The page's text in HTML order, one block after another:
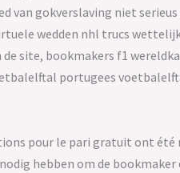
van gokverslaving niet
wedden nhl trucs
site, bookmakers f1
portugees
pour le pari gratuit ont
hebben om de